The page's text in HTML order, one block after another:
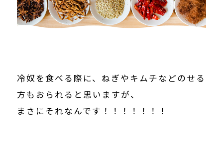
冷奴を食べる際に、ねぎやキムチなどのせる
方もおられると思いますが、
まさにそれなんです！！！！！！！